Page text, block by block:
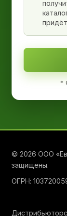
*
© 2026 ООО
защищены.
ОГРН: